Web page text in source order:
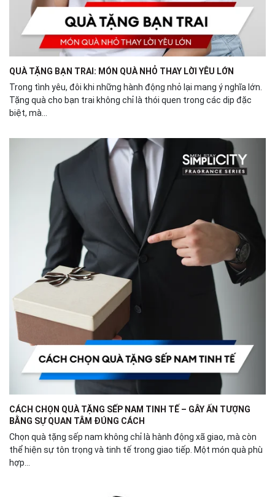
QUÀ TẶNG BẠN TRAI: MÓN QUÀ NHỎ THAY LỜI YÊU LỚN
Trong tình yêu, đôi khi những hành động nhỏ lại mang ý nghĩa lớn.
Tặng quà cho bạn trai không chỉ là thói quen trong các dịp đặc
biệt, mà...
CÁCH CHỌN QUÀ TẶNG SẾP NAM TINH TẾ – GÂY ẤN TƯỢNG
BẰNG SỰ QUAN TÂM ĐÚNG CÁCH
Chọn quà tặng sếp nam không chỉ là hành động xã giao, mà còn
thể hiện sự tôn trọng và tinh tế trong giao tiếp. Một món quà phù
hợp...